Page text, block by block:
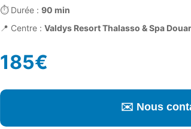
⏱️Durée : 90 min
📍 Centre : Valdys Resort Thalasso & Spa
185€
✉️ Nous